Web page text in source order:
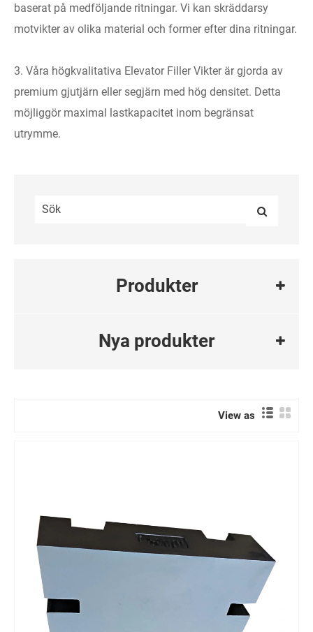
baserat på medföljande ritningar. Vi kan skräddarsy
motvikter av olika material och former efter dina ritningar.
3. Våra högkvalitativa Elevator Filler Vikter är gjorda av
premium gjutjärn eller segjärn med hög densitet. Detta
möjliggör maximal lastkapacitet inom begränsat
utrymme.
Produkter
Nya produkter
View as